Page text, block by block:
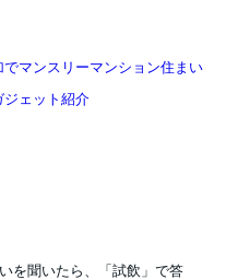
でマンスリーマンション住まい
ジェット紹介
を聞いたら、「試飲」で答